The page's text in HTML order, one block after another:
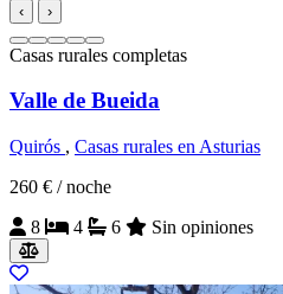
‹ ›
Casas rurales completas
Valle de Bueida
Quirós , Casas rurales en Asturias
260 € / noche
8
4 6 Sin opiniones